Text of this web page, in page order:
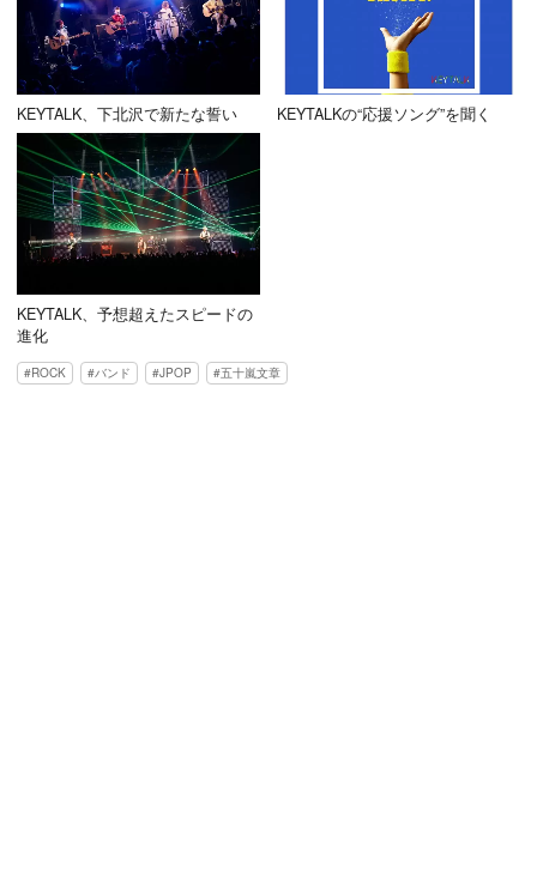
KEYTALK、下北沢で新たな誓い KEYTALKの“応援ソング”を聞く
KEYTALK、予想超えたスピードの
進化
ROCK バンド JPOP 五十嵐文章